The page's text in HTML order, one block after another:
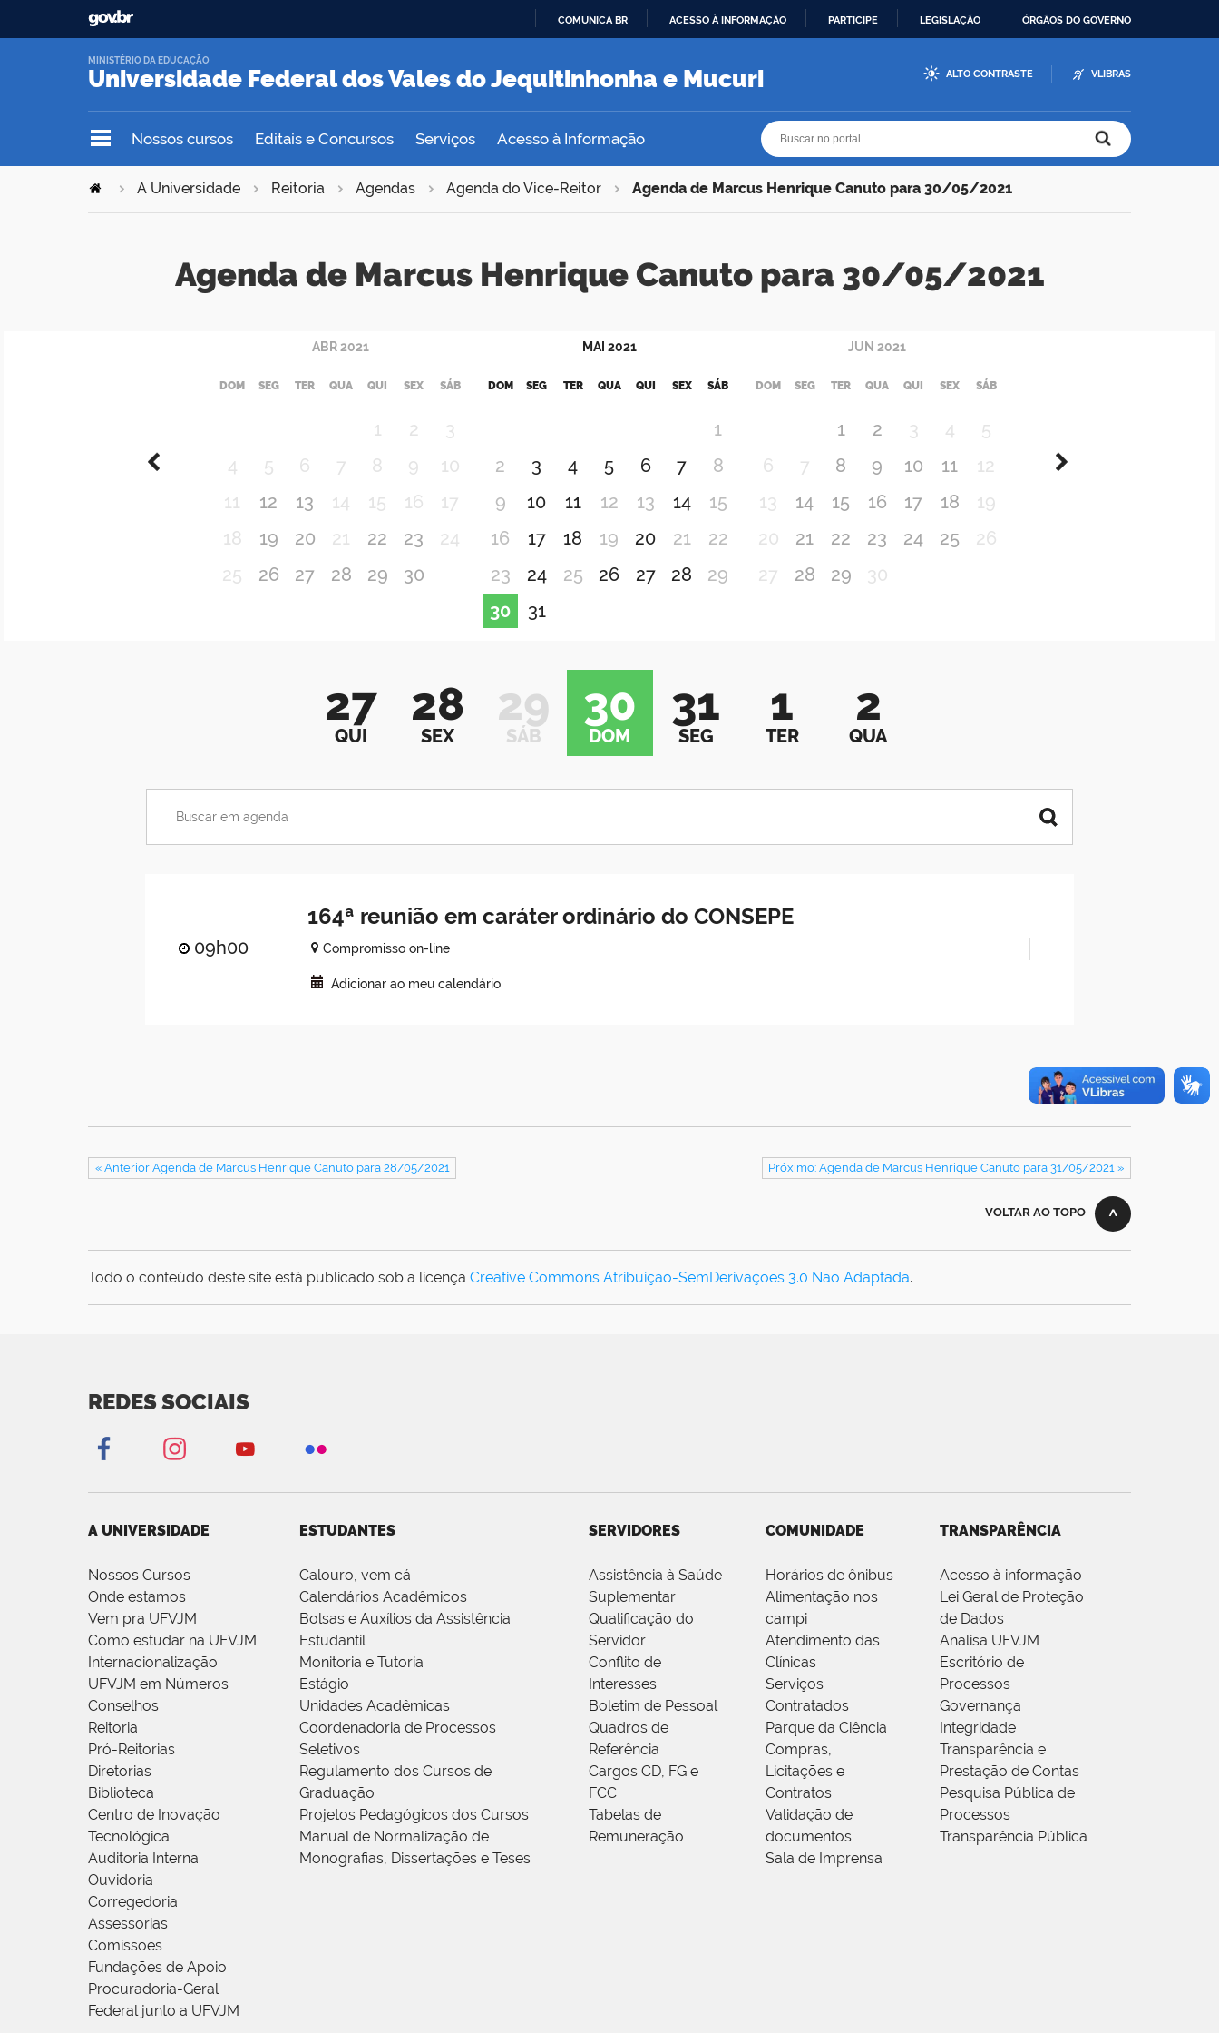
O
COMUNICA BR ACESSO À INFORMAÇÃO PARTICIPE LEGISLAÇÃO ÓRGÃOS DO GOVERNO
Universidade Federal dos Vales do Jequitinhonha e Mucuri
MINISTÉRIO DA EDUCAÇÃO
ALTO CONTRASTE VLIBRAS
Nossos cursos Editais e Concursos Serviços Acesso à Informação
A Universidade Reitoria Agendas Agenda do Vice-Reitor Agenda de Marcus Henrique Canuto para 30/05/2021
Agenda de Marcus Henrique Canuto para 30/05/2021
ABR 2021
DOM SEG TER QUA QUI SEX SÁB
1 2
3
4
5 6 7 8 9
10
11
12 13 14 15 16
17
18
19 20 21 22 23
24
25
26 27 28 29 30
MAI 2021
DOM SEG TER QUA QUI SEX SÁB
1
2
3 4 5 6 7
8
9
10 11 12 13 14
15
16
17 18 19 20 21
22
23
24 25 26 27 28
29
30
31
JUN 2021
DOM SEG TER QUA QUI SEX SÁB
1 2 3 4
5
6
7 8 9 10 11
12
13
14 15 16 17 18
19
20
21 22 23 24 25
26
27
28 29 30
27
QUI
28
SEX
29
SÁB
30
DOM
31
SEG
1
TER
2
QUA
09h00
164ª reunião em caráter ordinário do CONSEPE
Compromisso on-line
Adicionar ao meu calendário
« Anterior Agenda de Marcus Henrique Canuto para 28/05/2021 Próximo: Agenda de Marcus Henrique Canuto para 31/05/2021 »
VOLTAR AO TOPO
Todo o conteúdo deste site está publicado sob a licença Creative Commons Atribuição-SemDerivações 3.0 Não Adaptada.
REDES SOCIAIS
A UNIVERSIDADE
Nossos Cursos
Onde estamos
Vem pra UFVJM
Como estudar na UFVJM
Internacionalização
UFVJM em Números
Conselhos
Reitoria
Pró-Reitorias
Diretorias
Biblioteca
Centro de Inovação
Tecnológica
Auditoria Interna
Ouvidoria
Corregedoria
Assessorias
Comissões
Fundações de Apoio
Procuradoria-Geral
Federal junto a UFVJM
ESTUDANTES
Calouro, vem cá
Calendários Acadêmicos
Bolsas e Auxílios da Assistência
Estudantil
Monitoria e Tutoria
Estágio
Unidades Acadêmicas
Coordenadoria de Processos
Seletivos
Regulamento dos Cursos de
Graduação
Projetos Pedagógicos dos Cursos
Manual de Normalização de
Monografias, Dissertações e Teses
SERVIDORES
Assistência à Saúde
Suplementar
Qualificação do
Servidor
Conflito de
Interesses
Boletim de Pessoal
Quadros de
Referência
Cargos CD, FG e
FCC
Tabelas de
Remuneração
COMUNIDADE
Horários de ônibus
Alimentação nos
campi
Atendimento das
Clínicas
Serviços
Contratados
Parque da Ciência
Compras,
Licitações e
Contratos
Validação de
documentos
Sala de Imprensa
TRANSPARÊNCIA
Acesso à informação
Lei Geral de Proteção
de Dados
Analisa UFVJM
Escritório de
Processos
Governança
Integridade
Transparência e
Prestação de Contas
Pesquisa Pública de
Processos
Transparência Pública